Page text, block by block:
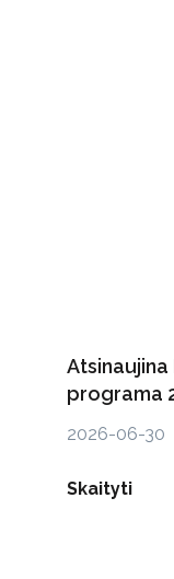
Atsinaujina
programa
2026-06-30
Skaityti